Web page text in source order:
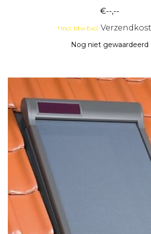
€--,--
* Incl. btw Excl.
Nog niet gewaardeerd